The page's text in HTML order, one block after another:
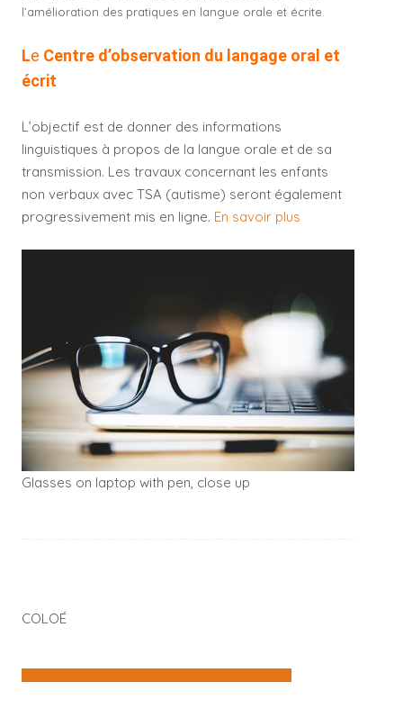
l’amélioration des pratiques en langue orale et écrite.​
Le Centre d’observation du langage oral et
écrit
L’objectif est de donner des informations
linguistiques à propos de la langue orale et de sa
transmission. Les travaux concernant les enfants
non verbaux avec TSA (autisme) seront également
progressivement mis en ligne. En savoir plus
Glasses on laptop with pen, close up
COLOÉ